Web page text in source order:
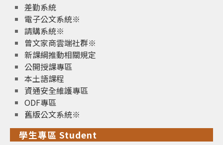
差勤系統
電子公文系統※
請購系統※
曾文家商雲端社群※
新課綱推動相關規定
公開授課專區
本土語課程
資通安全維護專區
ODF專區
舊版公文系統※
學生專區 Student